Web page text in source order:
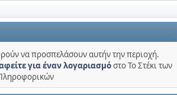
να προσπελάσουν αυτήν την περιοχή.
για έναν λογαριασμόστο Το Στέκι των